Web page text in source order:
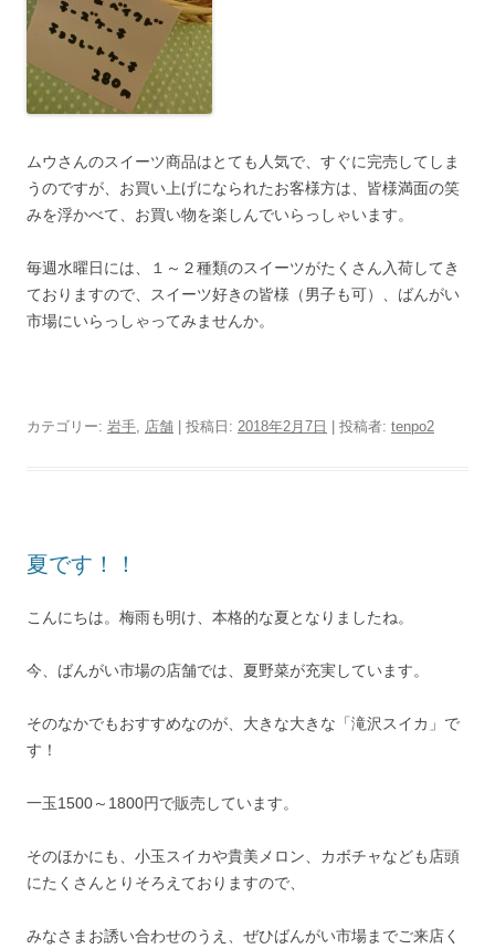
ムウさんのスイーツ商品はとても人気で、すぐに完売してしま
うのですが、お買い上げになられたお客様方は、皆様満面の笑
みを浮かべて、お買い物を楽しんでいらっしゃいます。
毎週水曜日には、１～２種類のスイーツがたくさん入荷してき
ておりますので、スイーツ好きの皆様（男子も可）、ばんがい
市場にいらっしゃってみませんか。
カテゴリー: 岩手, 店舗 | 投稿日: 2018年2月7日 投稿者: tenpo2
夏です！！
こんにちは。梅雨も明け、本格的な夏となりましたね。
今、ばんがい市場の店舗では、夏野菜が充実しています。
そのなかでもおすすめなのが、大きな大きな「滝沢スイカ」で
す！
一玉1500～1800円で販売しています。
そのほかにも、小玉スイカや貴美メロン、カボチャなども店頭
にたくさんとりそろえておりますので、
みなさまお誘い合わせのうえ、ぜひばんがい市場までご来店く